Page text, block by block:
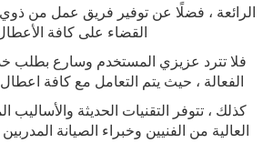
الرائعة ، فضلًا عن توفير فريق عمل من ذوي
القضاء على كافة
فلا تترد عزيزي المستخدم وسارع بطلب
الفعالة ، حيث يتم التعامل مع كافة
كذلك ، تتوفر التقنيات الحديثة والأساليب
العالية من الفنيين وخبراء الصيانة